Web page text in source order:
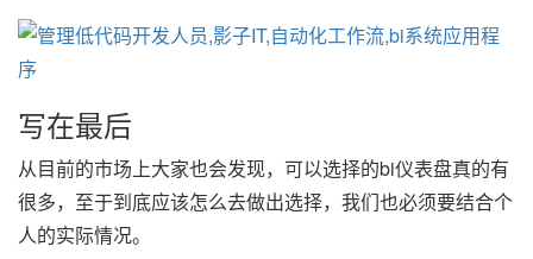
写在最后
从目前的市场上大家也会发现，可以选择的bi仪表盘真的有
很多，至于到底应该怎么去做出选择，我们也必须要结合个
人的实际情况。